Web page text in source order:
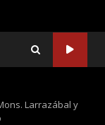
Larrazábal y